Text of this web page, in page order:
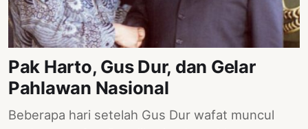
Pak Harto, Gus Dur, dan Gelar
Pahlawan Nasional
Beberapa hari setelah Gus Dur wafat muncul